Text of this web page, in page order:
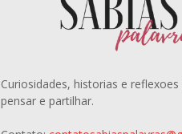
Curiosidades, historias e reflexoes
pensar e partilhar.